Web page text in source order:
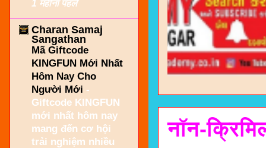
नॉन-
1 महीना पहले
Charan Samaj
Sangathan
Mã Giftcode
KINGFUN Mới Nhất
Hôm Nay Cho
Người Mới -
Giftcode KINGFUN
mới nhất hôm nay
mang đến cơ hội
trải nghiệm nhiều